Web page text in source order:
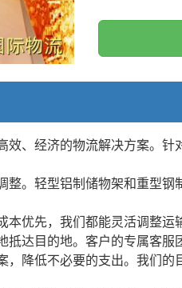
、经济的物流解决方案。
。轻型铝制储物架和重型
优先，我们都能灵活调整运
达目的地。客户的专属客服
降低不必要的支出。我们